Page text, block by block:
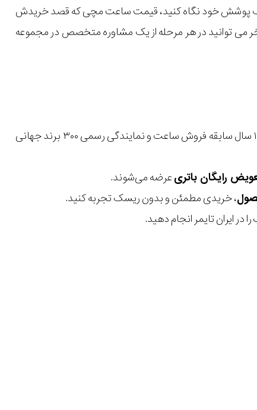
سبک پوشش خود نگاه کنید، قیمت ساعت مچی که قصد خریدش
می توانید در هر مرحله از یک مشاوره متخصص در مجموعه
با بیش از ۱۵ سال سابقه فروش ساعت و نمایندگی رسمی ۳۰۰ برند جهانی
عرضه می‌شوند.
، خریدی مطمئن و بدون ریسک تجربه کنید.
در ایران تایمر انجام دهید.